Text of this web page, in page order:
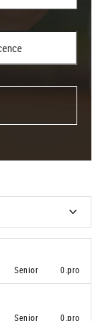
Senior 0.pro
Senior 0.pro